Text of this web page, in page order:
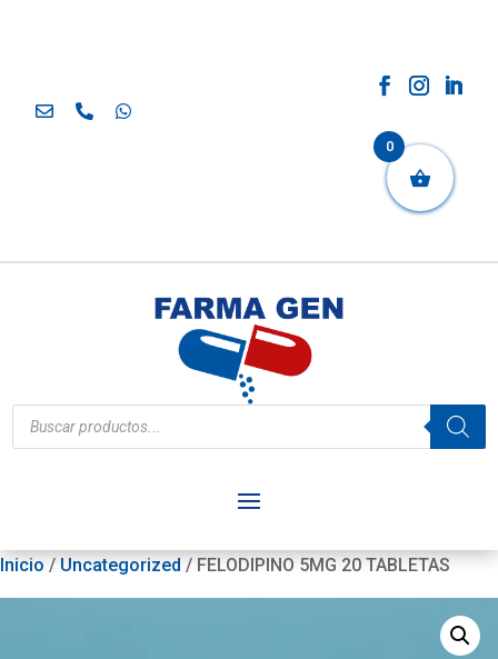
Búsqueda
de
productos
Inicio / Uncategorized / FELODIPINO 5MG 20 TABLETAS
0